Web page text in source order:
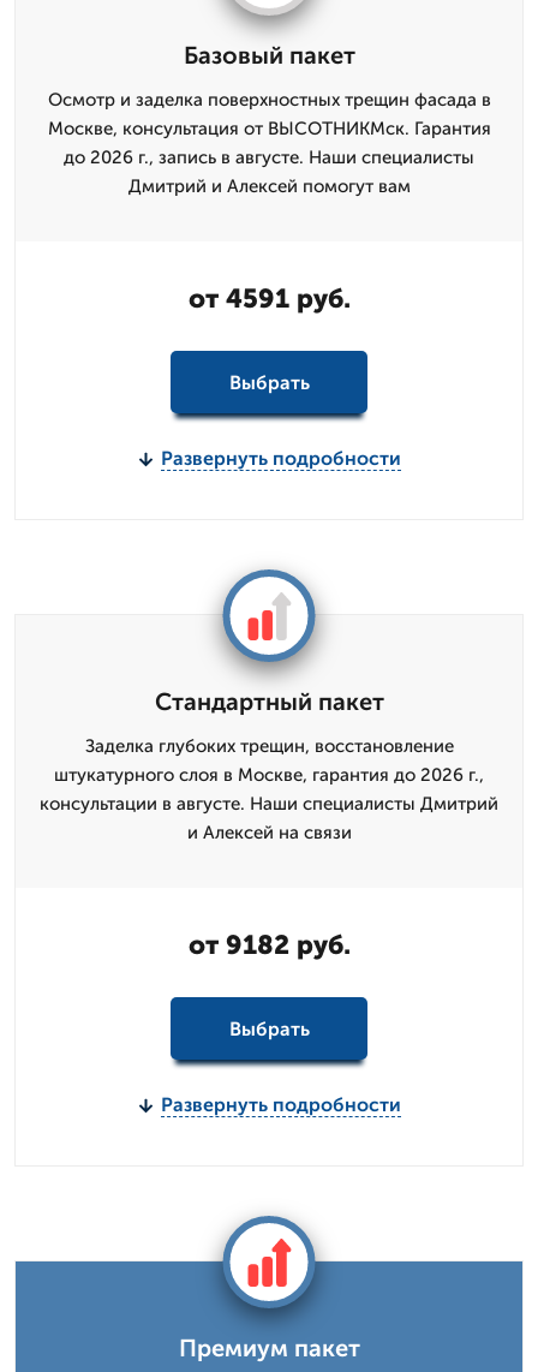
Базовый пакет
Осмотр и заделка поверхностных трещин фасада в
Москве, консультация от ВЫСОТНИКМск. Гарантия
до 2026 г., запись в августе. Наши специалисты
Дмитрий и Алексей помогут вам
от 4591 руб.
Выбрать
Развернуть подробности
Стандартный пакет
Заделка глубоких трещин, восстановление
штукатурного слоя в Москве, гарантия до 2026 г.,
консультации в августе. Наши специалисты Дмитрий
и Алексей на связи
от 9182 руб.
Выбрать
Развернуть подробности
Премиум пакет